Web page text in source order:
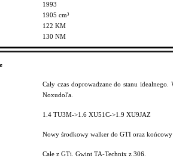
1993
1905 cm³
122 KM
130 NM
Cały czas doprowadzane do stanu
Noxudol'a.
1.4 TU3M->1.6 XU51C->1.9 XU9JAZ
Nowy środkowy walker do GTI oraz
Całe z GTi. Gwint TA-Technix z 306.